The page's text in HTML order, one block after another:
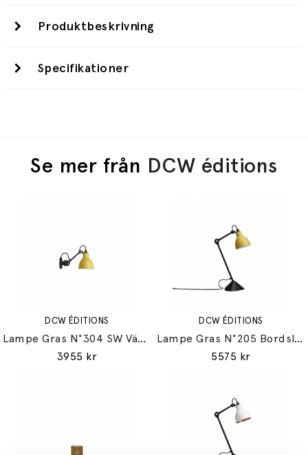
Produktbeskrivning
Specifikationer
Se mer från DCW éditions
DCW ÉDITIONS
Lampe Gras N°304 SW Vägglampa Svart/Gul
3955 kr
DCW ÉDITIONS
Lampe Gras N°205 Bordslampa Svart/Gul
5575 kr